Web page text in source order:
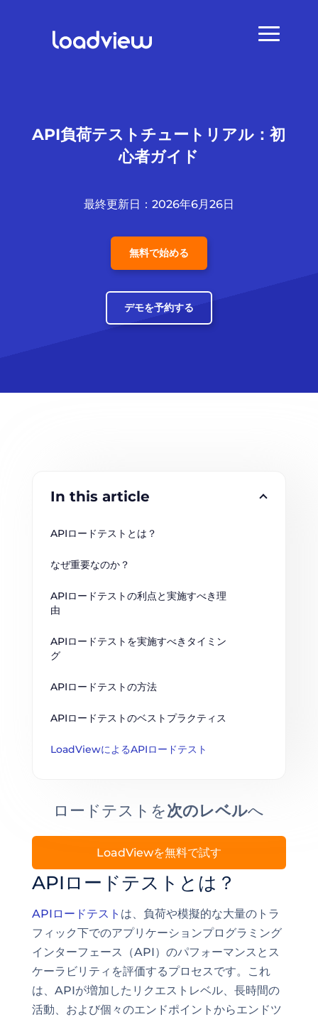
API負荷テストチュートリアル：初
心者ガイド
最終更新日：2026年6月26日
無料で始める
デモを予約する
APIロードテストとは？
APIロードテスト は、負荷や模擬的な大量のトラ
フィック下でのアプリケーションプログラミング
インターフェース（API）のパフォーマンスとス
ケーラビリティを評価するプロセスです。これ
は、APIが増加したリクエストレベル、長時間の
活動、および個々のエンドポイントからエンドツ
In this article
APIロードテストとは？
なぜ重要なのか？
APIロードテストの利点と実施すべき理
由
APIロードテストを実施すべきタイミン
グ
APIロードテストの方法
APIロードテストのベストプラクティス
LoadViewによるAPIロードテスト
ロードテストを次のレベルへ
LoadViewを無料で試す